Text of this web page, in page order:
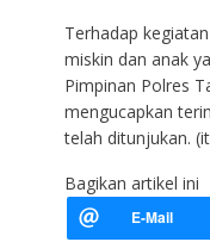
Terhadap
miskin dan anak
Pimpinan Polres
mengucapkan
telah ditunjukan.
Bagikan artikel ini